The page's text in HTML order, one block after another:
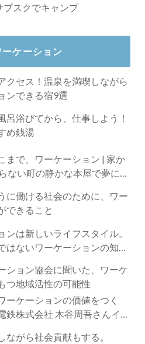
ブスクでキャンプ
ーケーション
クセス！温泉を満喫しながら
ンできる宿9選
呂浴びてから、仕事しよう！
め銭湯
まで、ワーケーション | 家か
ない町の静かな本屋で夢に近
に働ける社会のために、ワー
できること
ンは新しいライフスタイル。
はないワーケーションの知ら
ション協会に聞いた、ワーケ
つ地域活性の可能性
ーケーションの価値をつく
鉄株式会社 木谷周吾さんイン
ながら社会貢献もする。